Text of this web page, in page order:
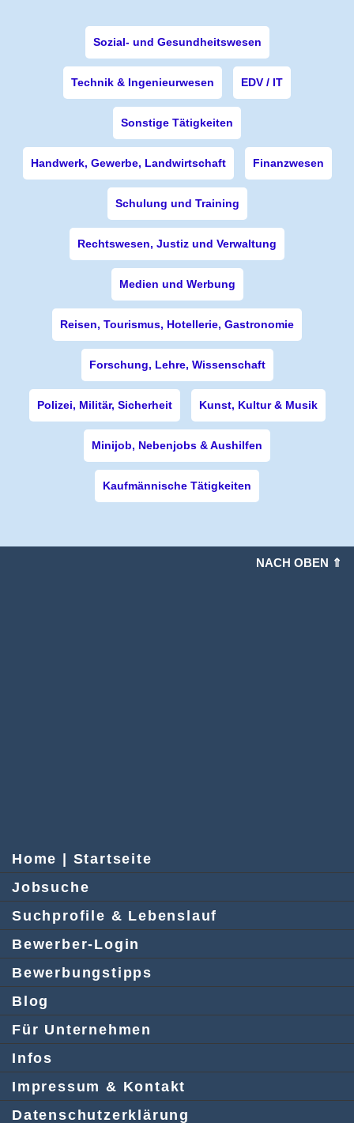
Sozial- und Gesundheitswesen
Technik & Ingenieurwesen EDV / IT
Sonstige Tätigkeiten
Handwerk, Gewerbe, Landwirtschaft Finanzwesen
Schulung und Training
Rechtswesen, Justiz und Verwaltung
Medien und Werbung
Reisen, Tourismus, Hotellerie, Gastronomie
Forschung, Lehre, Wissenschaft
Polizei, Militär, Sicherheit Kunst, Kultur & Musik
Minijob, Nebenjobs & Aushilfen
Kaufmännische Tätigkeiten
NACH OBEN ⇑
Home | Startseite
Jobsuche
Suchprofile & Lebenslauf
Bewerber-Login
Bewerbungstipps
Blog
Für Unternehmen
Infos
Impressum & Kontakt
Datenschutzerklärung